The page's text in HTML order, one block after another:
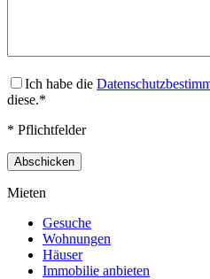
Ich habe die
diese.*
* Pflichtfelder
Mieten
Gesuche
Wohnungen
Häuser
Immobilie anbieten